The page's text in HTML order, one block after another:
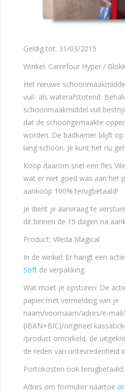
Geldig tot: 31/03/2015
Winkel: Carrefour Hyper /
Het nieuwe
vuil- als waterafstotend.
schoonmaakmiddel vuil
dat de schoongemaakte
worden. De badkamer blijft
lang schoon. Je kunt het nu
Koop daarom snel een fles
wat er niet goed was aan het
aankoop 100% terugbetaald!
Je dient je aanvraag te
dit binnen de 15 dagen na
Product: Vileda Magical
In de winkel: Er hangt een
Soft de verpakking.
Wat moet je opsturen: De
papier met vermelding van je
naam/voornaam/adres/e-
(IBAN+BIC)/origineel
/product omcirkeld, de
de reden van ontevredenheid
Portokosten ook
Adres om formulier naartoe